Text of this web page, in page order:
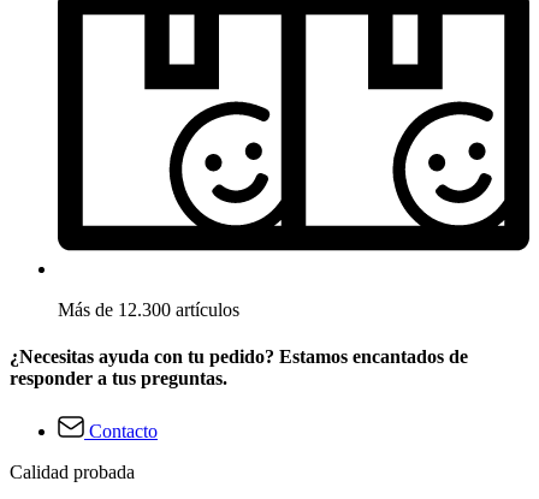
Más de 12.300 artículos
¿Necesitas ayuda con tu pedido? Estamos encantados de
responder a tus preguntas.
Contacto
Calidad probada